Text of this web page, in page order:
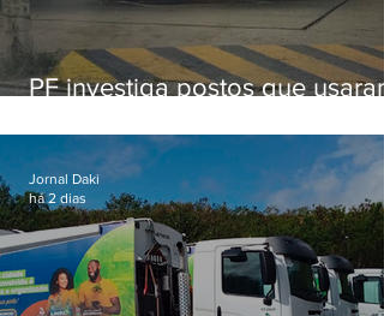
PF investiga postos que usaram
secretário morto em 2020
Jornal Daki
há 2 dias